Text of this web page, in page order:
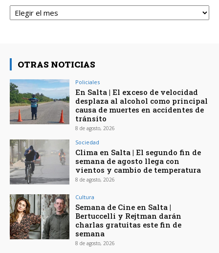
Archivos
OTRAS NOTICIAS
Policiales
En Salta | El exceso de velocidad
desplaza al alcohol como principal
causa de muertes en accidentes de
tránsito
8 de agosto, 2026
Sociedad
Clima en Salta | El segundo fin de
semana de agosto llega con
vientos y cambio de temperatura
8 de agosto, 2026
Cultura
Semana de Cine en Salta |
Bertuccelli y Rejtman darán
charlas gratuitas este fin de
semana
8 de agosto, 2026